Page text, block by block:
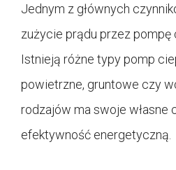
Jednym z głównych
zużycie prądu przez pompę
Istnieją różne typy pomp
powietrzne, gruntowe czy
rodzajów ma swoje własne
efektywność energetyczną.